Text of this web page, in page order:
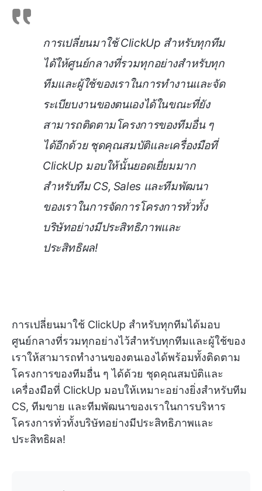
การเปลี่ยนมาใช้ ClickUp สำหรับทุกทีม
ได้ให้ศูนย์กลางที่รวมทุกอย่างสำหรับทุก
ทีมและผู้ใช้ของเราในการทำงานและจัด
ระเบียบงานของตนเองได้ในขณะที่ยัง
สามารถติดตามโครงการของทีมอื่น ๆ
ได้อีกด้วย ชุดคุณสมบัติและเครื่องมือที่
ClickUp มอบให้นั้นยอดเยี่ยมมาก
สำหรับทีม CS, Sales และทีมพัฒนา
ของเราในการจัดการโครงการทั่วทั้ง
บริษัทอย่างมีประสิทธิภาพและ
ประสิทธิผล!
การเปลี่ยนมาใช้ ClickUp สำหรับทุกทีมได้มอบ
ศูนย์กลางที่รวมทุกอย่างไว้สำหรับทุกทีมและผู้ใช้ของ
เราให้สามารถทำงานของตนเองได้พร้อมทั้งติดตาม
โครงการของทีมอื่น ๆ ได้ด้วย ชุดคุณสมบัติและ
เครื่องมือที่ ClickUp มอบให้เหมาะอย่างยิ่งสำหรับทีม
CS, ทีมขาย และทีมพัฒนาของเราในการบริหาร
โครงการทั่วทั้งบริษัทอย่างมีประสิทธิภาพและ
ประสิทธิผล!